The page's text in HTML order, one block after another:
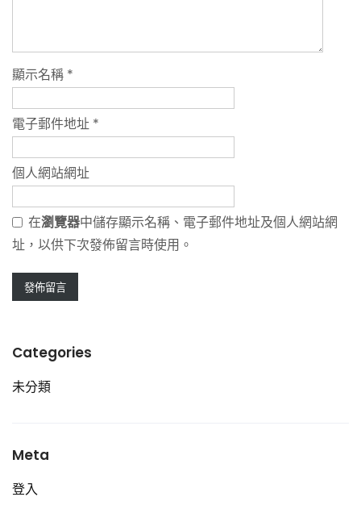
顯示名稱 *
電子郵件地址 *
個人網站網址
在瀏覽器中儲存顯示名稱、電子郵件地址及個人網站網
址，以供下次發佈留言時使用。
Categories
未分類
Meta
登入